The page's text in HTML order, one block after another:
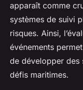
apparaît comme
systèmes de suivi
risques. Ainsi,
événements
de développer des
défis maritimes.